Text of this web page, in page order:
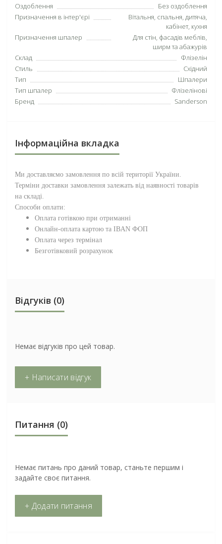
Оздоблення
Без оздоблення
Призначення в інтер'єрі
Вітальня, спальня, дитяча,
кабінет, кухня
Призначення шпалер
Для стін, фасадів меблів,
ширм та абажурів
Склад
Флізелін
Стиль
Східний
Тип
Шпалери
Тип шпалер
Флізелінові
Бренд
Sanderson
Інформаційна вкладка
Ми доставляємо замовлення по всій території України.
Терміни доставки замовлення залежать від наявності товарів
на складі.
Способи оплати:
Оплата готівкою при отриманні
Онлайн-оплата картою та IBAN ФОП
Оплата через термінал
Безготівковий розрахунок
Відгуків (0)
Немає відгуків про цей товар.
+ Написати відгук
Питання (0)
Немає питань про даний товар, станьте першим і
задайте своє питання.
+ Додати питання